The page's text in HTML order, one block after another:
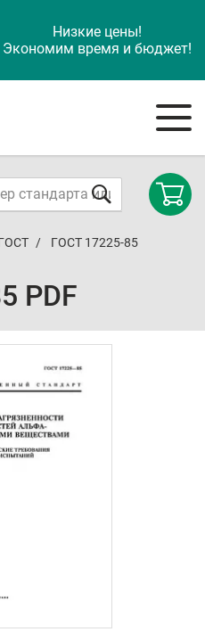
Низкие цены!
Экономим время и бюджет!
ГОСТ 17225-85
PDF